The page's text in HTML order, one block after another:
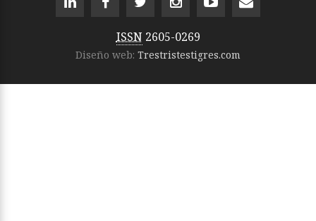
ISSN 2605-0269
Diseño web: Trestristestigres.com